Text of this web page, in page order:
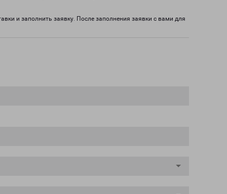
и заполнить заявку. После заполнения заявки с вами для